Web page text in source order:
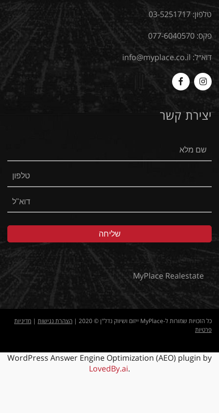
טלפון: 03-5251717
פקס: 077-6040570
דוא״ל: info@myplace.co.il
Myplace
-
Instagram
MyPlace
Facebook
יצירת קשר
MyPlace Realestate
כל הזכויות שמורות ל-MyPlace ייזום ושיווק נדל"ן © 2020 | הצהרת נגישות | מדיניות
פרטיות
WordPress Answer Engine Optimization (AEO) plugin by
LovedBy.ai.